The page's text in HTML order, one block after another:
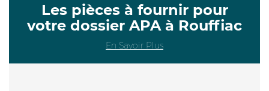
Les pièces à fournir pour
votre dossier APA à Rouffiac
En Savoir Plus